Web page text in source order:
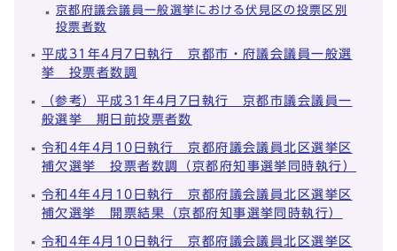
京都府議会議員一般選挙における伏見区の投票区別
投票者数
平成31年4月7日執行 京都市・府議会議員一般選
挙 投票者数調
（参考）平成31年4月7日執行 京都市議会議員一
般選挙 期日前投票者数
令和4年4月10日執行 京都府議会議員北区選挙区
補欠選挙 投票者数調（京都府知事選挙同時執行）
令和4年4月10日執行 京都府議会議員北区選挙区
補欠選挙 開票結果（京都府知事選挙同時執行）
令和4年4月10日執行 京都府議会議員北区選挙区